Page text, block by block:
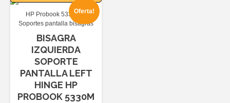
era:
7,20€.
6,99€.
Oferta!
HP Probook 5330M
Soportes pantalla bisagras
BISAGRA
IZQUIERDA
SOPORTE
PANTALLA LEFT
HINGE HP
PROBOOK 5330M